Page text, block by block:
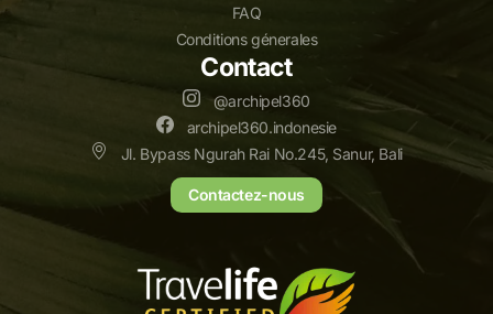
FAQ
Conditions génerales
Contact
@archipel360
archipel360.indonesie
Jl. Bypass Ngurah Rai No.245, Sanur, Bali
Contactez-nous